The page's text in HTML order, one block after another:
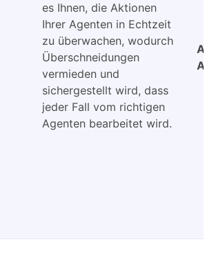
es Ihnen, die Aktionen
Ihrer Agenten in Echtzeit
zu überwachen, wodurch
Überschneidungen
vermieden und
sichergestellt wird, dass
jeder Fall vom richtigen
Agenten bearbeitet wird.